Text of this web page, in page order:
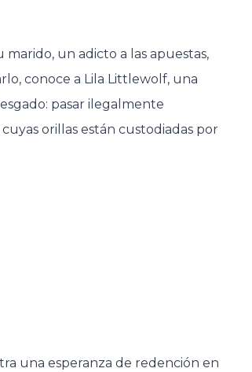
un adicto a las apuestas,
conoce a Lila Littlewolf, una
pasar ilegalmente
orillas están custodiadas por
una esperanza de redención en